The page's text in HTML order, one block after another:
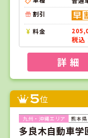
割引
料金
税
詳 細
5位
熊本県
多良木自動車学